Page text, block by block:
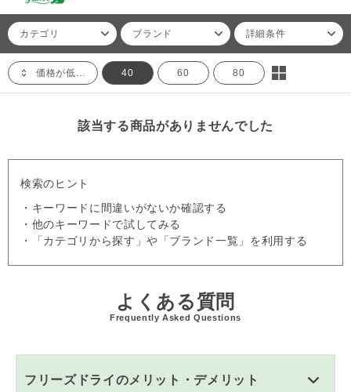
カテゴリ ブランド 詳細条件
価格が低い順 40 60 80
該当する商品がありませんでした
検索のヒント
・キーワードに間違いがないか確認する
・他のキーワードで試してみる
・「カテゴリから探す」や「ブランド一覧」を利用する
よくある質問
Frequently Asked Questions
フリーズドライのメリット・デメリット